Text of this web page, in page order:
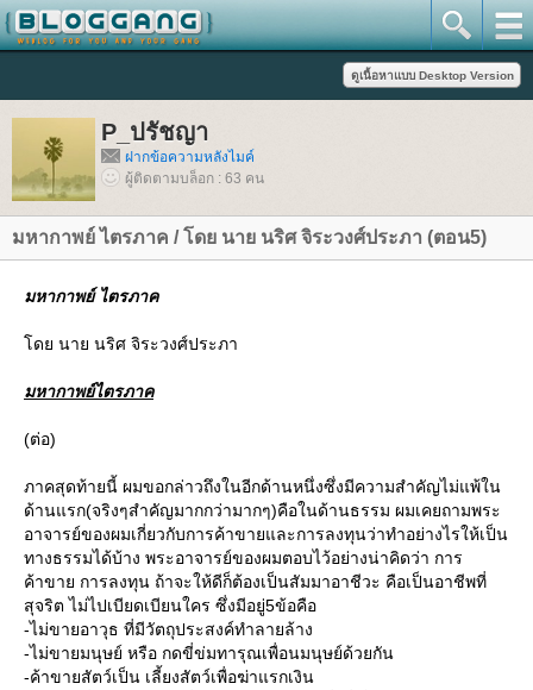
P_ปรัชญา
ฝากข้อความหลังไมค์
ผู้ติดตามบล็อก : 63 คน
มหากาพย์ ไตรภาค / โดย นาย นริศ จิระวงศ์ประภา (ตอน5)
มหากาพย์ ไตรภาค
ดย นาย นริศ จิระวงศ์ประภา
มหากาพย์ไตรภาค
(ต่อ)
ภาคสุดท้ายนี้ ผมขอกล่าวถึงในอีกด้านหนึ่งซึ่งมีความสําคัญไม่แพ้ใน
ด้านแรก(จริงๆสําคัญมากกว่ามากๆ)คือในด้านธรรม ผมเคยถามพระ
อาจารย์ของผมเกี่ยวกับการค้าขายและการลงทุนว่าทําอย่างไรให้เป็น
ทางธรรมได้บ้าง พระอาจารย์ของผมตอบไว้อย่างน่าคิดว่า การ
ค้าขาย การลงทุน ถ้าจะให้ดีก็ต้องเป็นสัมมาอาชีวะ คือเป็นอาชีพที่
สุจริต ไม่ไปเบียดเบียนใคร ซึ่งมีอยู่5ข้อคือ
-ไม่ขายอาวุธ ที่มีวัตถุประสงค์ทําลายล้าง
-ไม่ขายมนุษย์ หรือ กดขี่ข่มทารุณเพื่อนมนุษย์ด้วยกัน
-ค้าขายสัตว์เป็น เลี้ยงสัตว์เพื่อฆ่าแรกเงิน